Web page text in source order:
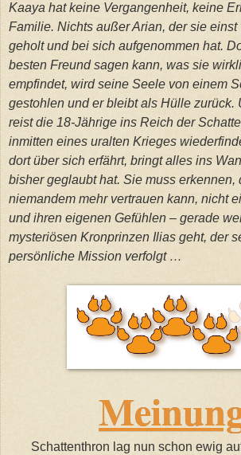
Kaaya hat keine Vergangenheit, keine
Familie. Nichts außer Arian, der sie
geholt und bei sich aufgenommen hat.
besten Freund sagen kann, was sie
empfindet, wird seine Seele von einem
gestohlen und er bleibt als Hülle zurück.
reist die 18-Jährige ins Reich der
inmitten eines uralten Krieges
dort über sich erfährt, bringt alles ins
bisher geglaubt hat. Sie muss erkennen,
niemandem mehr vertrauen kann, nicht
und ihren eigenen Gefühlen – gerade
mysteriösen Kronprinzen Ilias geht, der
persönliche Mission verfolgt …
Schattenthron lag nun schon ewig